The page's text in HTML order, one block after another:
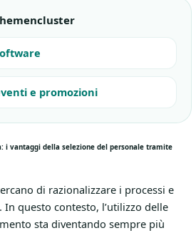
e promozioni
i vantaggi della selezione del personale tramite
di razionalizzare i processi e
In questo contesto, l’utilizzo delle
sta diventando sempre più